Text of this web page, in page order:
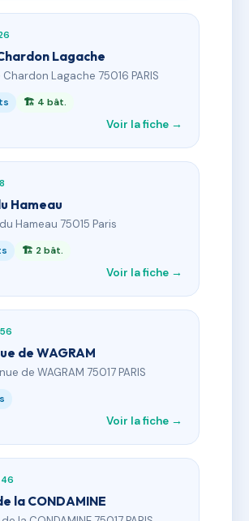
Lagache
Chardon Lagache 75016 PARIS
🏗 4 bât.
Voir la fiche →
Hameau
du Hameau 75015 Paris
🏗 2 bât.
Voir la fiche →
de WAGRAM
de WAGRAM 75017 PARIS
Voir la fiche →
la CONDAMINE